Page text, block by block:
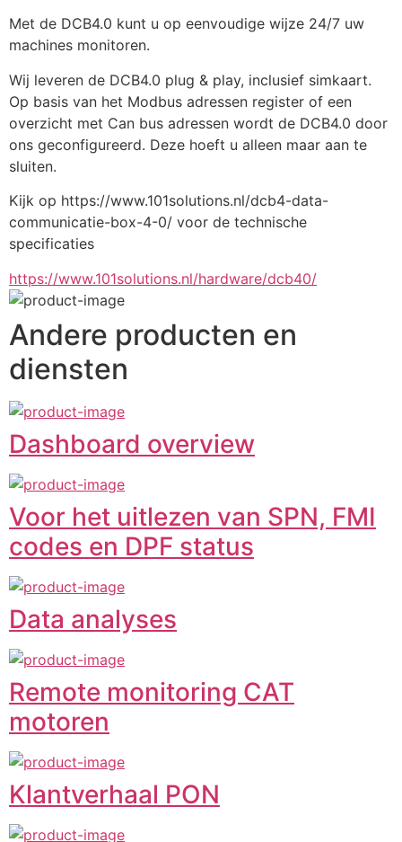
Met de DCB4.0 kunt u op eenvoudige wijze 24/7 uw
machines monitoren.
Wij leveren de DCB4.0 plug & play, inclusief simkaart.
Op basis van het Modbus adressen register of een
overzicht met Can bus adressen wordt de DCB4.0 door
ons geconfigureerd. Deze hoeft u alleen maar aan te
sluiten.
Kijk op https://www.101solutions.nl/dcb4-data-
communicatie-box-4-0/ voor de technische
specificaties
https://www.101solutions.nl/hardware/dcb40/
Andere producten en
diensten
Dashboard overview
Voor het uitlezen van SPN, FMI
codes en DPF status
Data analyses
Remote monitoring CAT
motoren
Klantverhaal PON